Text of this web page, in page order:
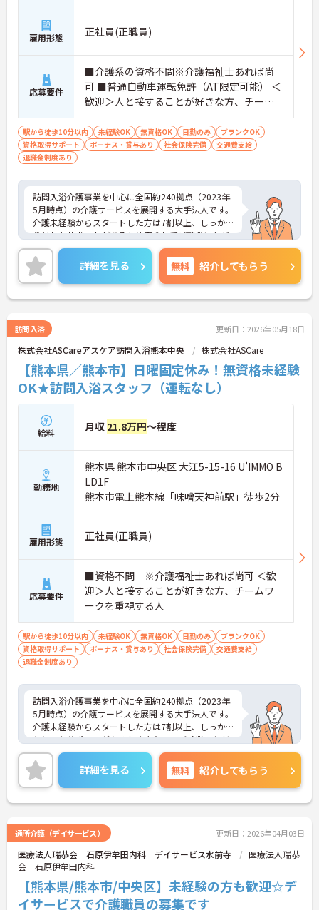
雇用形態 正社員(正職員)
応募要件
■介護系の資格不問※介護福祉士あれば尚
可 ■普通自動車運転免許（AT限定可能） ＜
歓迎＞人と接することが好きな方、チーム
ワークを重視する人
駅から徒歩10分以内 未経験OK 無資格OK 日勤のみ
ブランクOK
資格取得サポート
ボーナス・賞与あり 社会保険完備
交通費支給
退職金制度あり
訪問入浴介護事業を中心に全国約240拠点（2023年
5月時点）の介護サービスを展開する大手法人です。
介護未経験からスタートした方は7割以上、しっか
りとしたサポートがあるため安心してご就業いただ
けます。お風呂に入れなくて困っている方に、手を
差し伸べてあげられるとてもやりがいのあるお仕事
です。夜勤なし、完全週休二日制、希望休制度もあ
り、プライベートとの両立もしやすい環境です。ご
興味ある方には、面接対策ポイントなど、さらに詳
い！
詳細を見る 無料 紹介してもらう
訪問入浴 更新日：2026年05月18日
株式会社ASCareアスケア訪問入浴熊本中央 株式会社ASCare
【熊本県／熊本市】日曜固定休み！無資格未経験
OK★訪問入浴スタッフ（運転なし）
給料 月収 21.8万円～程度
勤務地
熊本県 熊本市中央区 大江5-15-16 U’IMMO B
LD1F
熊本市電上熊本線「味噌天神前駅」徒歩2分
雇用形態 正社員(正職員)
応募要件
■資格不問 ※介護福祉士あれば尚可 ＜歓
迎＞人と接することが好きな方、チームワ
ークを重視する人
駅から徒歩10分以内 未経験OK 無資格OK 日勤のみ
ブランクOK
資格取得サポート
ボーナス・賞与あり 社会保険完備
交通費支給
退職金制度あり
訪問入浴介護事業を中心に全国約240拠点（2023年
5月時点）の介護サービスを展開する大手法人です。
介護未経験からスタートした方は7割以上、しっか
りとしたサポートがあるため安心してご就業いただ
けます。お風呂に入れなくて困っている方に、手を
差し伸べてあげられるとてもやりがいのあるお仕事
です。夜勤なし、完全週休二日制、希望休制度もあ
り、プライベートとの両立もしやすい環境です。ご
興味ある方には、面接対策ポイントなど、さらに詳
い！
詳細を見る 無料 紹介してもらう
通所介護（デイサービス） 更新日：2026年04月03日
医療法人瑞恭会 石原伊牟田内科 デイサービス水前寺
医療法人瑞恭
会 石原伊牟田内科
【熊本県/熊本市/中央区】未経験の方も歓迎☆デ
イサービスで介護職員の募集です